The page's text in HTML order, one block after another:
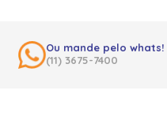
Ou mande pelo whats!
(11) 3675-7400